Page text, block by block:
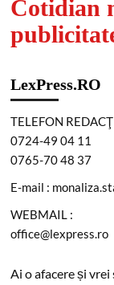
Cotidian
LexPress.RO
TELEFON
0724-49 04 11
0765-70 48 37
E-mail :
WEBMAIL :
office@lexpress.ro
Ai o afacere și